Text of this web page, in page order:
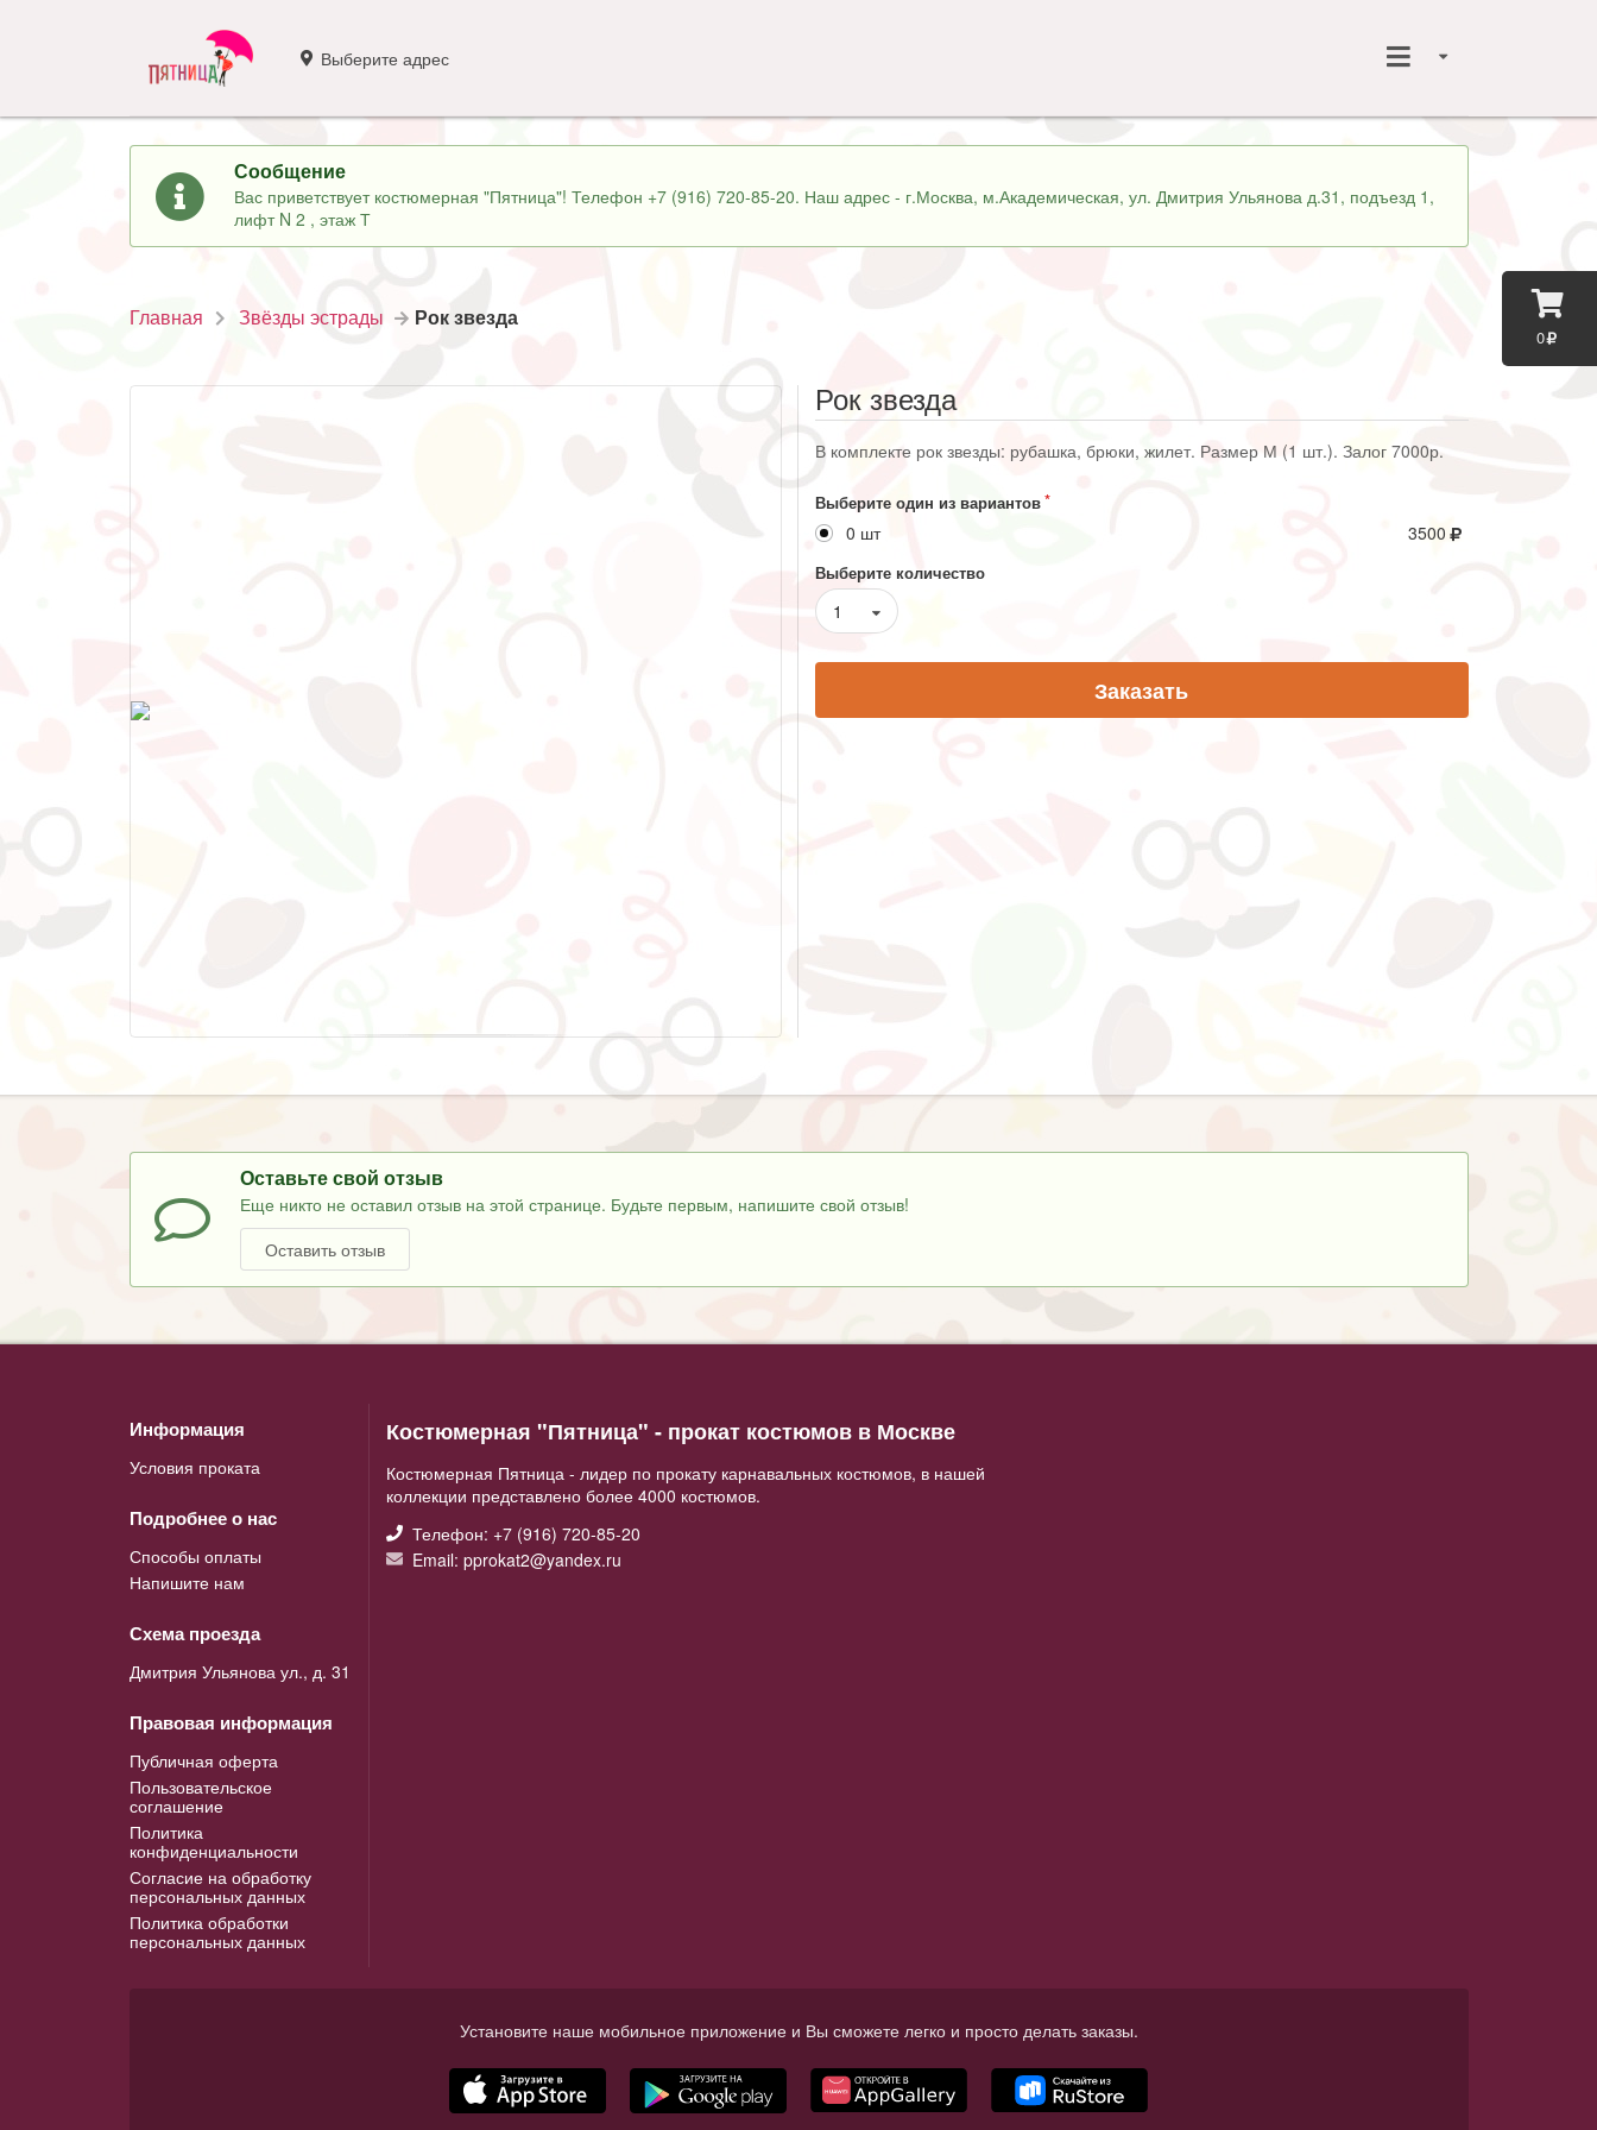
0
Выберите адрес
Сообщение
Вас приветствует костюмерная "Пятница"! Телефон +7 (916) 720-85-20. Наш адрес - г.Москва, м.Академическая, ул. Дмитрия Ульянова д.31, подъезд 1,
лифт N 2 , этаж Т
Главная Звёзды эстрады Рок звезда
Рок звезда
В комплекте рок звезды: рубашка, брюки, жилет. Размер М (1 шт.). Залог 7000р.
Выберите один из вариантов
0 шт 3500
Выберите количество
1
Заказать
Оставьте свой отзыв
Еще никто не оставил отзыв на этой странице. Будьте первым, напишите свой отзыв!
Оставить отзыв
Информация
Условия проката
Подробнее о нас
Способы оплаты
Напишите нам
Схема проезда
Дмитрия Ульянова ул., д. 31
Правовая информация
Публичная оферта
Пользовательское
соглашение
Политика
конфиденциальности
Согласие на обработку
персональных данных
Политика обработки
персональных данных
Костюмерная "Пятница" - прокат костюмов в Москве
Костюмерная Пятница - лидер по прокату карнавальных костюмов, в нашей
коллекции представлено более 4000 костюмов.
Телефон: +7 (916) 720-85-20
Email: pprokat2@yandex.ru
Установите наше мобильное приложение и Вы сможете легко и просто делать заказы.